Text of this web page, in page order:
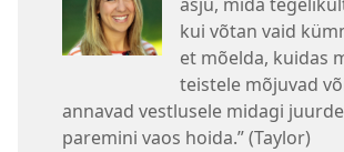
kui võtan vaid
et mõelda, kuidas
teistele mõjuvad
annavad vestlusele midagi
paremini vaos hoida.” (Taylor)